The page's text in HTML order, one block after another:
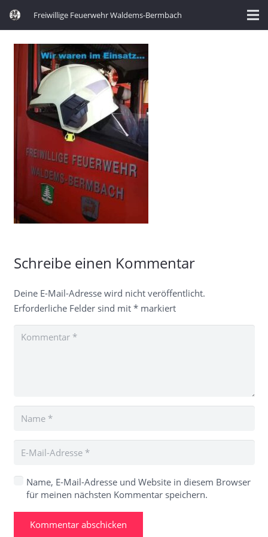
Freiwillige Feuerwehr Waldems-Bermbach
Schreibe einen Kommentar
Deine E-Mail-Adresse wird nicht veröffentlicht.
Erforderliche Felder sind mit *markiert
Name, E-Mail-Adresse und Website in diesem Browser
für meinen nächsten Kommentar speichern.
Kommentar abschicken